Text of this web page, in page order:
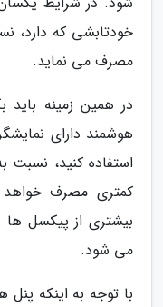
مصرف می نماید.
در همین زمینه
هوشمند دارای
استفاده کنید، نسبت
کمتری مصرف
بیشتری از پیکسل ها
می شود.
با توجه به اینکه